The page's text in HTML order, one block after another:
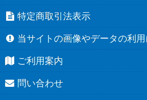
特定商取引法表示
当サイトの画像やデータの利
ご利用案内
問い合わせ